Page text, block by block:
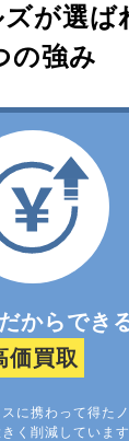
が選ば
の強み
からでき
価買取
に携わって得た
く削減していま